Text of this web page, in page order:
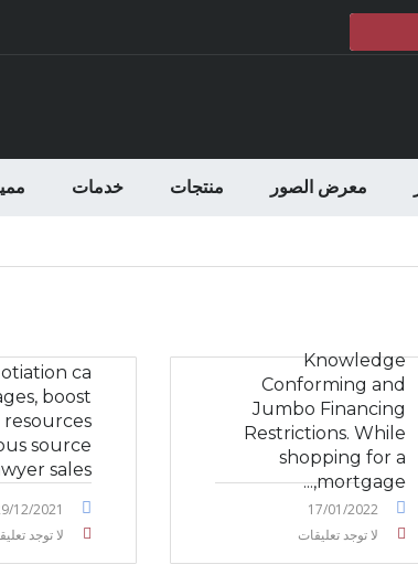
خدمات منتجات معرض الصور
Knowledge
Conforming and
Jumbo Financing
Restrictions. While
shopping for a
mortgage,...
17/01/2022
لا توجد تعليقات
ca
boost
resources
source
sales
12/2021
لا توجد